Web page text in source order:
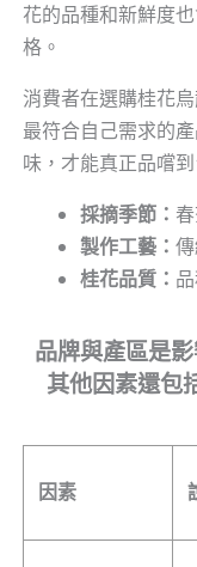
花的品種和新鮮度
格。
消費者在選購桂花
最符合自己需求的
味，才能真正品嚐
採摘季節：
製作工藝：
桂花品質：
品牌與產區是
其他因素還包
因素